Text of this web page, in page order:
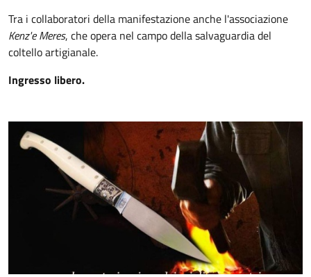
Tra i collaboratori della manifestazione anche l'associazione
Kenz'e Meres, che opera nel campo della salvaguardia del
coltello artigianale.
Ingresso libero.